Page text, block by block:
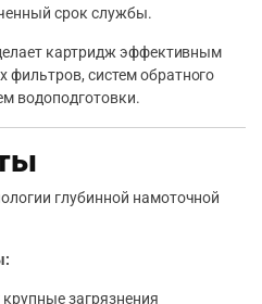
срок службы.
картридж эффективным
систем обратного
водоподготовки.
глубинной намоточной
загрязнения